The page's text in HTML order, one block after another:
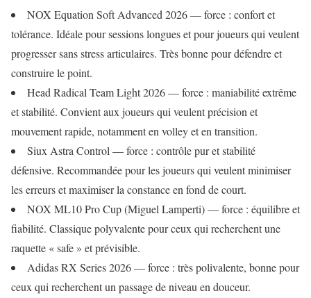
NOX Equation Soft Advanced 2026 — force : confort et
tolérance. Idéale pour sessions longues et pour joueurs qui veulent
progresser sans stress articulaires. Très bonne pour défendre et
construire le point.
Head Radical Team Light 2026 — force : maniabilité extrême
et stabilité. Convient aux joueurs qui veulent précision et
mouvement rapide, notamment en volley et en transition.
Siux Astra Control — force : contrôle pur et stabilité
défensive. Recommandée pour les joueurs qui veulent minimiser
les erreurs et maximiser la constance en fond de court.
NOX ML10 Pro Cup (Miguel Lamperti) — force : équilibre et
fiabilité. Classique polyvalente pour ceux qui recherchent une
raquette « safe » et prévisible.
Adidas RX Series 2026 — force : très polivalente, bonne pour
ceux qui recherchent un passage de niveau en douceur.